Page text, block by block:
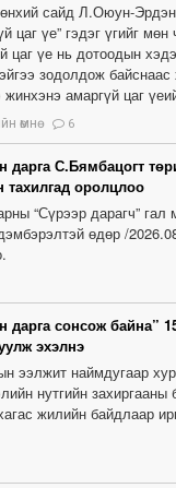
сайд Л.Оюун-
цаг үе” гэдэг үгийг
цаг үе нь дотоодын
зодолдож
жинхэнэ амаргүй цаг
өмнө 6
дарга С.Бямбацогт
тахилгад оролцлоо
“Сүрээр дарагч”
өдөр /
дарга сонсож байна”
эхэлнэ
ээлжит наймдугаар
нутгийн
жилийн байдлаар